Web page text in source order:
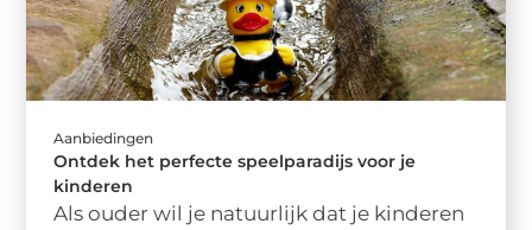
Aanbiedingen
Ontdek het perfecte speelparadijs voor je
kinderen
Als ouder wil je natuurlijk dat je kinderen